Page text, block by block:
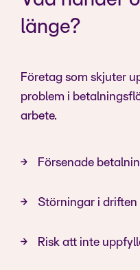
länge?
Företag som skjuter
problem i
arbete.
Försenade
Störningar i driften
Risk att inte